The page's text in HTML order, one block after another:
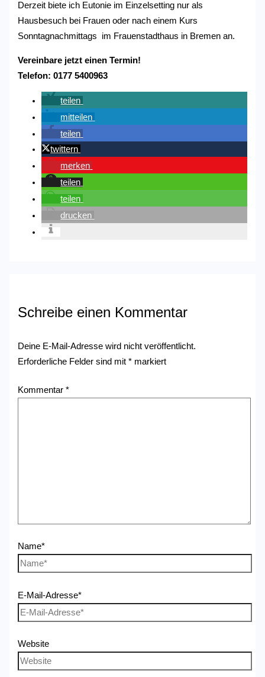
Derzeit biete ich Eutonie im Einzelsetting nur als
Hausbesuch bei Frauen oder nach einem Kurs
Sonntagnachmittags im Frauenstadthaus in Bremen an.
Vereinbare jetzt einen Termin!
Telefon: 0177 5400963
teilen
mitteilen
teilen
twittern
merken
teilen
teilen
drucken
Schreibe einen Kommentar
Deine E-Mail-Adresse wird nicht veröffentlicht.
Erforderliche Felder sind mit* markiert
Kommentar*
Name*
E-Mail-Adresse*
Website